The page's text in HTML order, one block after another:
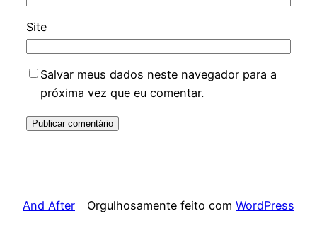
Site
Salvar meus dados neste navegador para a
próxima vez que eu comentar.
And After Orgulhosamente feito com WordPress